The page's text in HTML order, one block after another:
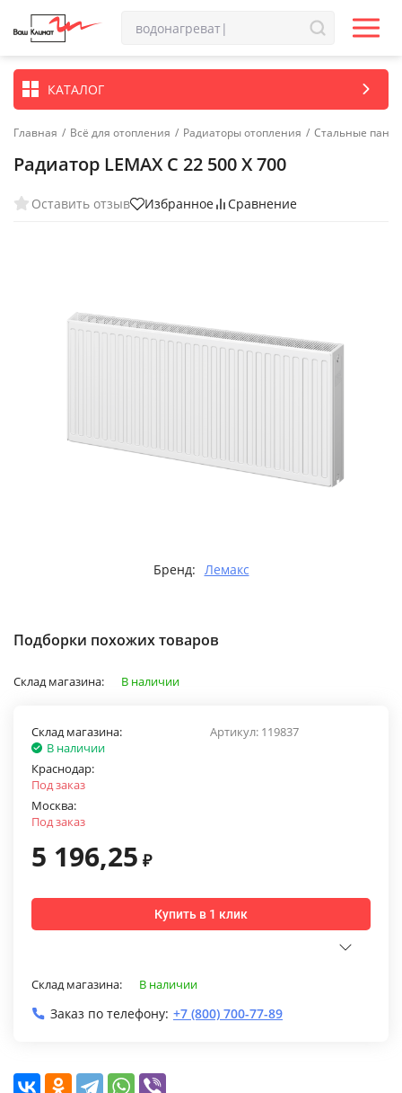
КАТАЛОГ
Главная / Всё для отопления / Радиаторы отопления / Стальные
Радиатор LEMAX C 22 500 X 700
Оставить отзыв Избранное Сравнение
Бренд: Лемакс
Подборки похожих товаров
Склад магазина: В наличии
Артикул: 119837
Склад магазина:
В наличии
Краснодар:
Под заказ
Москва:
Под заказ
5 196,25 ₽
Купить в 1 клик
Склад магазина: В наличии
Заказ по телефону: +7 (800) 700-77-89